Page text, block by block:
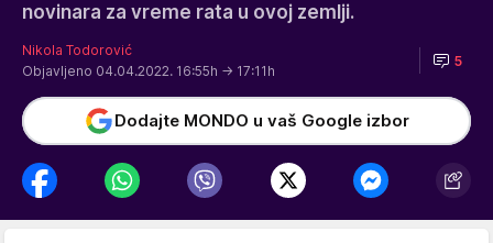
novinara za vreme rata u ovoj zemlji.
Nikola Todorović
Objavljeno 04.04.2022. 16:55h → 17:11h
5
Dodajte MONDO u vaš Google izbor